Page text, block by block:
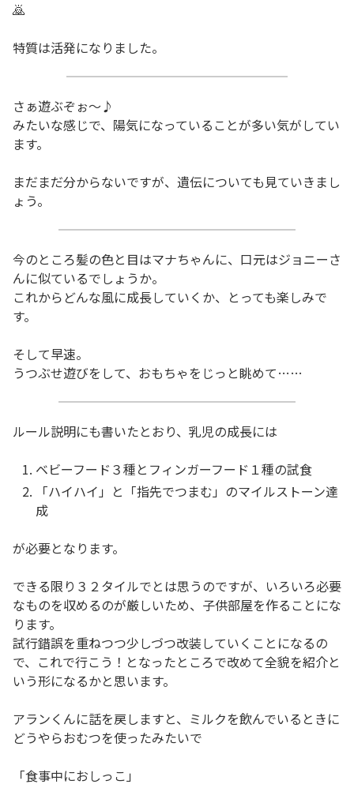
🙇
特質は活発になりました。
さぁ遊ぶぞぉ～♪
みたいな感じで、陽気になっていることが多い気がしてい
ます。
まだまだ分からないですが、遺伝についても見ていきまし
ょう。
今のところ髪の色と目はマナちゃんに、口元はジョニーさ
んに似ているでしょうか。
これからどんな風に成長していくか、とっても楽しみで
す。
そして早速。
うつぶせ遊びをして、おもちゃをじっと眺めて……
ルール説明にも書いたとおり、乳児の成長には
ベビーフード３種とフィンガーフード１種の試食
「ハイハイ」と「指先でつまむ」のマイルストーン達
成
が必要となります。
できる限り３２タイルでとは思うのですが、いろいろ必要
なものを収めるのが厳しいため、子供部屋を作ることにな
ります。
試行錯誤を重ねつつ少しづつ改装していくことになるの
で、これで行こう！となったところで改めて全貌を紹介と
いう形になるかと思います。
アランくんに話を戻しますと、ミルクを飲んでいるときに
どうやらおむつを使ったみたいで
「食事中におしっこ」